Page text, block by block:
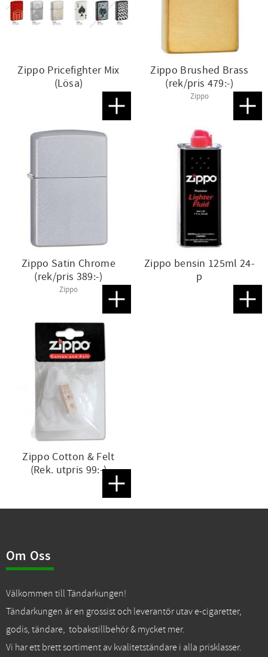
Zippo Pricefighter Mix
(Lösa)
Lägg till i favoriter
Zippo Brushed Brass
(rek/pris 479:-)
Zippo
Zippo Satin Chrome
(rek/pris 389:-)
Zippo
Lägg till i favoriter
Zippo bensin 125ml 24-
p
Zippo Cotton & Felt
(Rek. utpris 99:-)
Lägg till i favoriter
Om Oss
Välkommen till Tändarkungen!
Tändarkungen är en grossist och leverantör utav e-cigaretter,
godis, tändare, tobakstillbehör & mycket mer.
Vi har ett brett sortiment av kvalitetständare i alla prisklasser.